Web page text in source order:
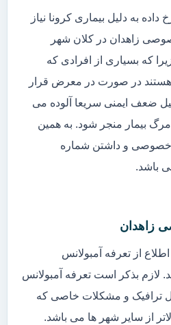
داده به دلیل بیماری کرونا نیاز
زاهدان در کلان شهر
که بسیاری از افرادی که
هستند در صورت در معرض قرار
ضعف ایمنی سریعا آلوده می
بیمار منجر شود. به همین
خصوصی و داشتن شماره
باشد.
زاهدان
از تعرفه آمبولانس
لازم بذکر است تعرفه آمبولانس
ترافیک و مشکلات خاصی که
از سایر شهر ها می باشد.